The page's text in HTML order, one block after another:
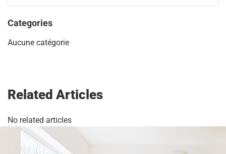
Categories
Aucune catégorie
Related Articles
No related articles